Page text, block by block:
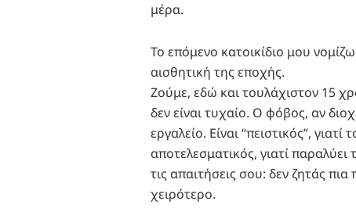
μέρα.
Το επόμενο κατοικίδιο μου
αισθητική της εποχής.
Ζούμε, εδώ και τουλάχιστον 15
δεν είναι τυχαίο. Ο φόβος, αν
εργαλείο. Είναι “πειστικός”,
αποτελεσματικός, γιατί παραλύει
τις απαιτήσεις σου: δεν ζητάς
χειρότερο.